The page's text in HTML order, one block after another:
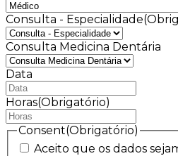
Consulta - Especialidade
Consulta Medicina Dentária
Data
DD
barra
AAAA
Horas(Obrigatório)
Consent(Obrigatório)
Aceito que os dados